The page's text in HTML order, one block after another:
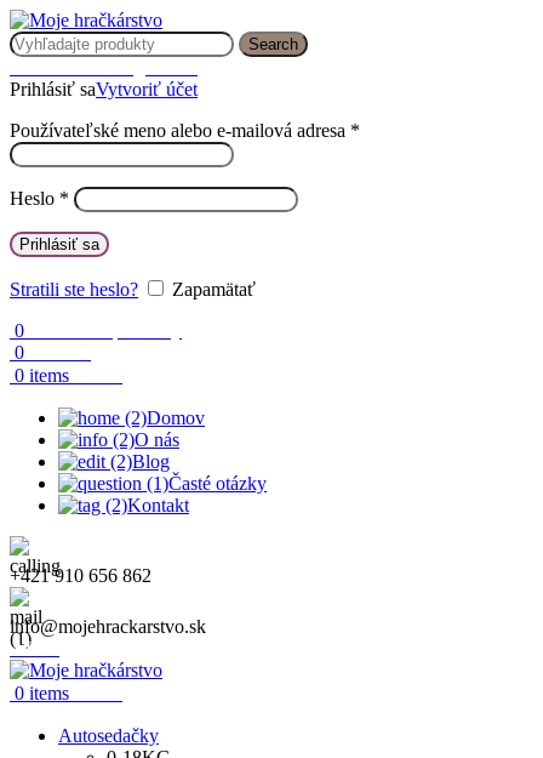
Search
Prihlásiť saVytvoriť účet
Používateľské meno alebo e-mailová adresa *
Heslo *
Prihlásiť sa
Stratili ste heslo?
Zapamätať
0
0
0 items
Domov
O nás
Blog
Časté otázky
Kontakt
+421 910 656 862
info@mojehrackarstvo.sk
Menu
0 items
Autosedačky